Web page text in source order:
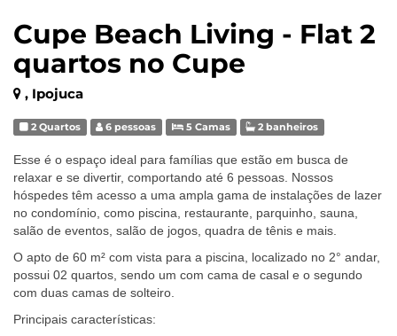
Cupe Beach Living - Flat 2
quartos no Cupe
, Ipojuca
2 Quartos 6 pessoas 5 Camas 2 banheiros
Esse é o espaço ideal para famílias que estão em busca de
relaxar e se divertir, comportando até 6 pessoas. Nossos
hóspedes têm acesso a uma ampla gama de instalações de lazer
no condomínio, como piscina, restaurante, parquinho, sauna,
salão de eventos, salão de jogos, quadra de tênis e mais.
O apto de 60 m² com vista para a piscina, localizado no 2° andar,
possui 02 quartos, sendo um com cama de casal e o segundo
com duas camas de solteiro.
Principais características: